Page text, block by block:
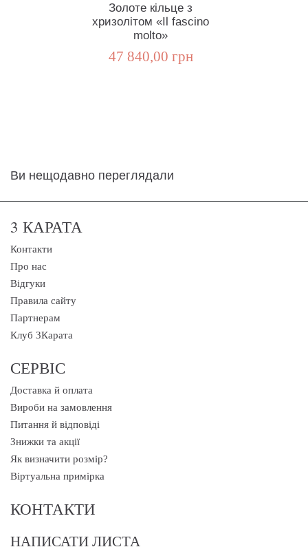
Золоте кільце з
хризолітом «Il fascino
molto»
47 840,00 грн
Ви нещодавно переглядали
3 КАРАТА
Контакти
Про нас
Відгуки
Правила сайту
Партнерам
Клуб 3Карата
СЕРВІС
Доставка й оплата
Вироби на замовлення
Питання й відповіді
Знижки та акції
Як визначити розмір?
Віртуальна примірка
КОНТАКТИ
НАПИСАТИ ЛИСТА